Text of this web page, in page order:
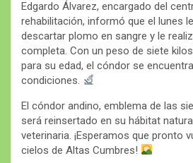
Edgardo Álvarez, encargado del
rehabilitación, informó que el lunes
descartar plomo en sangre y le
completa. Con un peso de siete
para su edad, el cóndor se
condiciones.
El cóndor andino, emblema de las
será reinsertado en su hábitat
veterinaria. ¡Esperamos que pronto
cielos de Altas Cumbres!